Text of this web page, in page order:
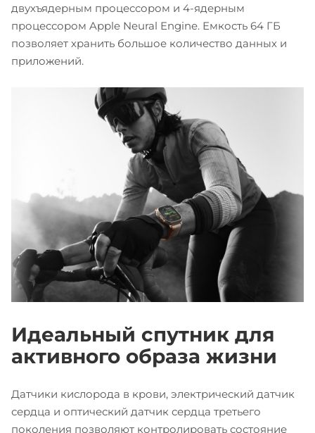
двухъядерным процессором и 4-ядерным
процессором Apple Neural Engine. Емкость 64 ГБ
позволяет хранить большое количество данных и
приложений.
Идеальный спутник для
активного образа жизни
Датчики кислорода в крови, электрический датчик
сердца и оптический датчик сердца третьего
поколения позволяют контролировать состояние